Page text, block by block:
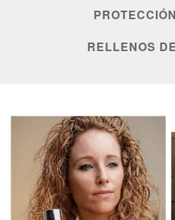
RELLENOS